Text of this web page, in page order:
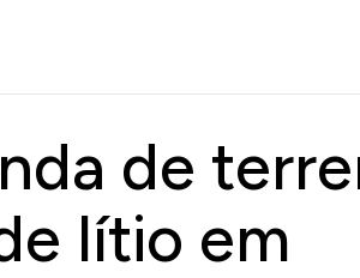
de
lítio em